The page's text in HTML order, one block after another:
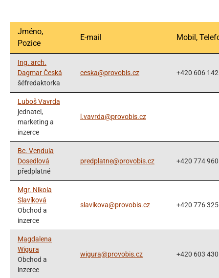
Jméno,
Pozice
E-mail Mobil,
Ing. arch.
Dagmar Česká
šéfredaktorka
ceska@provobis.cz +420 606
Luboš Vavrda
jednatel,
marketing a
inzerce
l.vavrda@provobis.cz
Bc. Vendula
Dosedlová
předplatné
predplatne@provobis.cz +420 774
Mgr. Nikola
Slavíková
Obchod a
inzerce
slavikova@provobis.cz +420 776
Magdalena
Wigura
Obchod a
inzerce
wigura@provobis.cz +420 603